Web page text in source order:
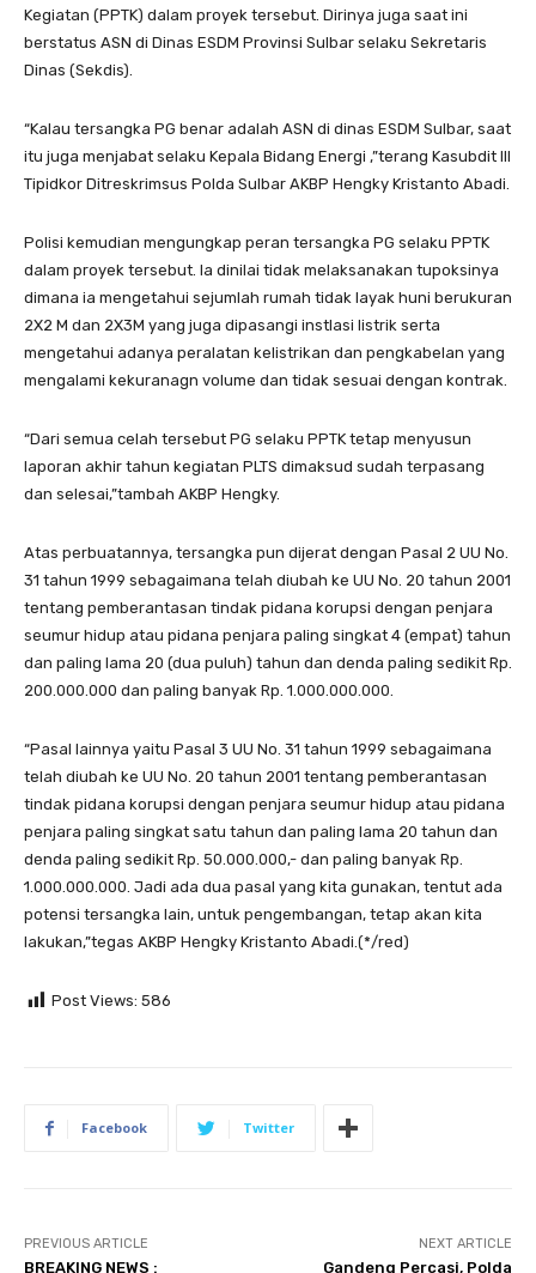
Kegiatan (PPTK) dalam proyek tersebut. Dirinya juga saat ini
berstatus ASN di Dinas ESDM Provinsi Sulbar selaku Sekretaris
Dinas (Sekdis).
“Kalau tersangka PG benar adalah ASN di dinas ESDM Sulbar, saat
itu juga menjabat selaku Kepala Bidang Energi ,”terang Kasubdit III
Tipidkor Ditreskrimsus Polda Sulbar AKBP Hengky Kristanto Abadi.
Polisi kemudian mengungkap peran tersangka PG selaku PPTK
dalam proyek tersebut. Ia dinilai tidak melaksanakan tupoksinya
dimana ia mengetahui sejumlah rumah tidak layak huni berukuran
2X2 M dan 2X3M yang juga dipasangi instlasi listrik serta
mengetahui adanya peralatan kelistrikan dan pengkabelan yang
mengalami kekuranagn volume dan tidak sesuai dengan kontrak.
“Dari semua celah tersebut PG selaku PPTK tetap menyusun
laporan akhir tahun kegiatan PLTS dimaksud sudah terpasang
dan selesai,”tambah AKBP Hengky.
Atas perbuatannya, tersangka pun dijerat dengan Pasal 2 UU No.
31 tahun 1999 sebagaimana telah diubah ke UU No. 20 tahun 2001
tentang pemberantasan tindak pidana korupsi dengan penjara
seumur hidup atau pidana penjara paling singkat 4 (empat) tahun
dan paling lama 20 (dua puluh) tahun dan denda paling sedikit Rp.
200.000.000 dan paling banyak Rp. 1.000.000.000.
“Pasal lainnya yaitu Pasal 3 UU No. 31 tahun 1999 sebagaimana
telah diubah ke UU No. 20 tahun 2001 tentang pemberantasan
tindak pidana korupsi dengan penjara seumur hidup atau pidana
penjara paling singkat satu tahun dan paling lama 20 tahun dan
denda paling sedikit Rp. 50.000.000,- dan paling banyak Rp.
1.000.000.000. Jadi ada dua pasal yang kita gunakan, tentut ada
potensi tersangka lain, untuk pengembangan, tetap akan kita
lakukan,”tegas AKBP Hengky Kristanto Abadi.(*/red)
Post Views: 586
Facebook Twitter
PREVIOUS ARTICLE
BREAKING NEWS :
NEXT ARTICLE
Gandeng Percasi, Polda